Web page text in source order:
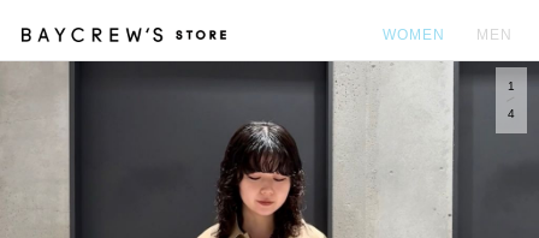
WOMEN MEN
1
4